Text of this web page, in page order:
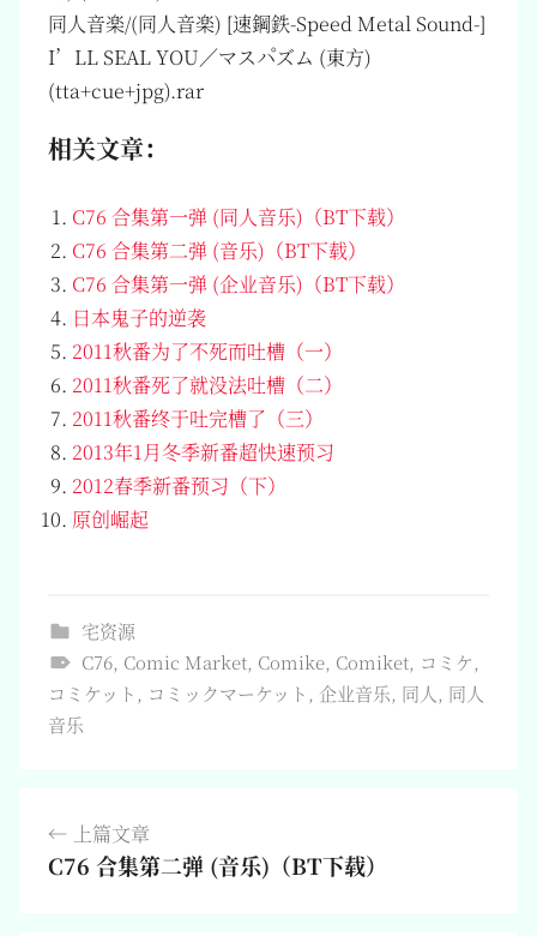
同人音楽/(同人音楽) [速鋼鉄-Speed Metal Sound-]
I’LL SEAL YOU／マスパズム (東方)
(tta+cue+jpg).rar
相关文章：
C76 合集第一弹 (同人音乐)（BT下载）
C76 合集第二弹 (音乐)（BT下载）
C76 合集第一弹 (企业音乐)（BT下载）
日本鬼子的逆袭
2011秋番为了不死而吐槽（一）
2011秋番死了就没法吐槽（二）
2011秋番终于吐完槽了（三）
2013年1月冬季新番超快速预习
2012春季新番预习（下）
原创崛起
宅资源
C76, Comic Market, Comike, Comiket, コミケ,
コミケット , コミックマーケット , 企业音乐, 同人 , 同人
音乐
上篇文章
C76 合集第二弹 (音乐)（BT下载）